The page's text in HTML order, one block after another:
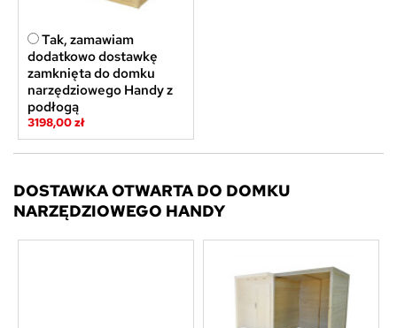
Tak, zamawiam
dodatkowo dostawkę
zamknięta do domku
narzędziowego Handy z
podłogą
3198,00 zł
DOSTAWKA OTWARTA DO DOMKU
NARZĘDZIOWEGO HANDY